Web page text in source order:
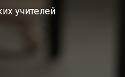
учителей